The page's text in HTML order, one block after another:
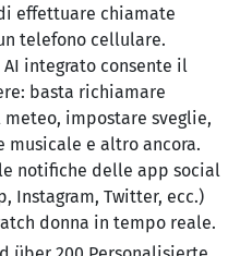
effettuare chiamate
telefono cellulare.
integrato consente il
basta richiamare
impostare sveglie,
e altro ancora.
notifiche delle app social
Instagram, Twitter, ecc.)
donna in tempo reale.